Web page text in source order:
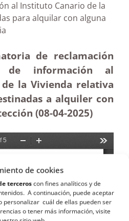
de cookies
terceroscon fines analíticos y de
A continuación, puede aceptar
personalizar cuál de ellas pueden ser
o tener más información, visite
al Instituto Canario de la
para alquilar con alguna
de reclamación
de información al
la Vivienda relativa
a alquiler con
(08-04-2025)